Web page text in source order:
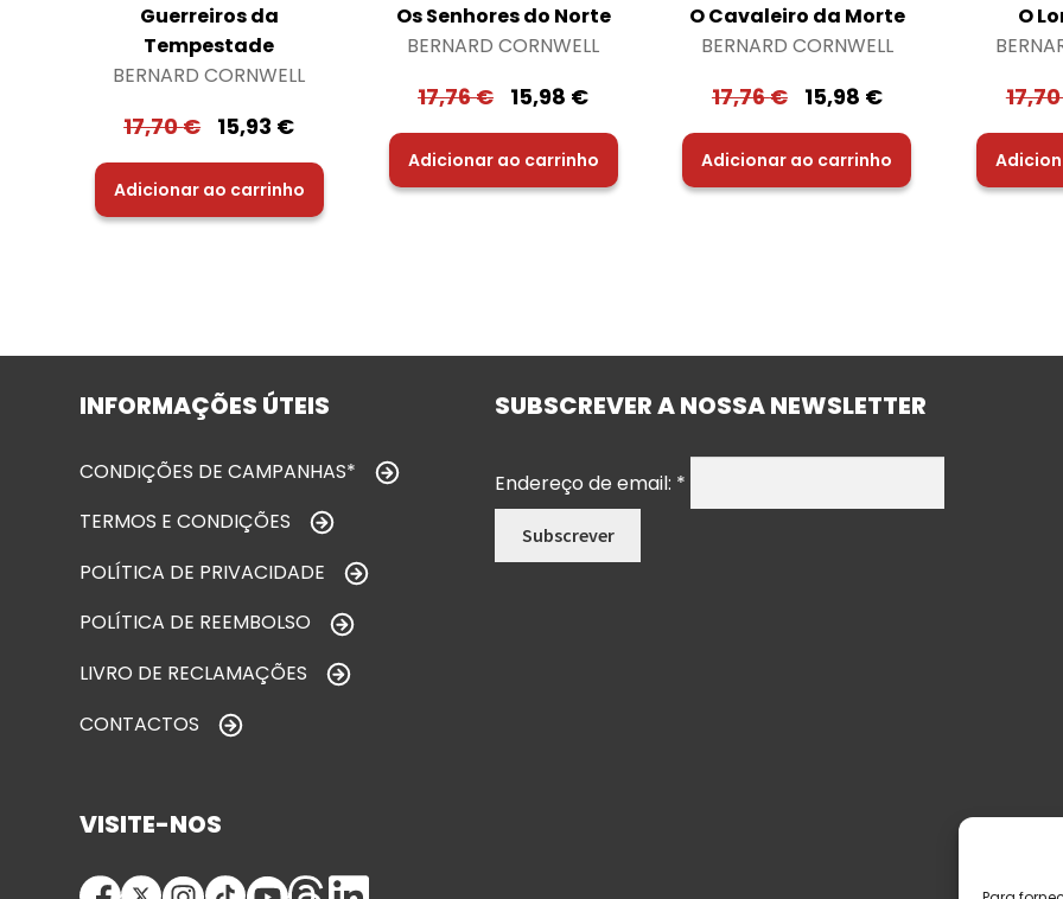
Guerreiros da
Tempestade
BERNARD CORNWELL
17,70€ 15,93 €
Adicionar ao carrinho
Os Senhores do Norte
BERNARD CORNWELL
17,76€ 15,98 €
Adicionar ao carrinho
O Cavaleiro da Morte
BERNARD CORNWELL
17,76€ 15,98 €
Adicionar ao carrinho
O
INFORMAÇÕES ÚTEIS
CONDIÇÕES DE CAMPANHAS*
TERMOS E CONDIÇÕES
POLÍTICA DE PRIVACIDADE
POLÍTICA DE REEMBOLSO
LIVRO DE RECLAMAÇÕES
CONTACTOS
SUBSCREVER A NOSSA NEWSLETTER
Endereço de email: *
VISITE-NOS